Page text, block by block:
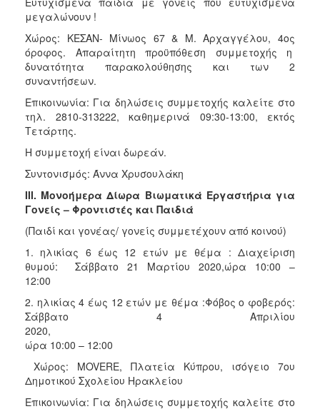
μεγαλώνουν !
Χώρος: ΚΕΣΑΝ- Μίνωος 67 & Μ. Αρχαγγέλου, 4ος
όροφος. Απαραίτητη προϋπόθεση συμμετοχής η
δυνατότητα παρακολούθησης και των 2
συναντήσεων.
Επικοινωνία: Για δηλώσεις συμμετοχής καλείτε στο
τηλ. 2810-313222, καθημερινά 09:30-13:00, εκτός
Τετάρτης.
Η συμμετοχή είναι δωρεάν.
Συντονισμός: Άννα Χρυσουλάκη
ΙΙΙ. Μονοήμερα Δίωρα Βιωματικά Εργαστήρια για
Γονείς – Φροντιστές και Παιδιά
(Παιδί και γονέας/ γονείς συμμετέχουν από κοινού)
1. ηλικίας 6 έως 12 ετών με θέμα : Διαχείριση
θυμού: Σάββατο 21 Μαρτίου 2020,ώρα 10:00 –
2. ηλικίας 4 έως 12 ετών με θέμα :Φόβος ο φοβερός:
Σάββατο 4 Απριλίου
ώρα 10:00 – 12:00
Χώρος: MOVERE, Πλατεία Κύπρου, ισόγειο 7ου
Δημοτικού Σχολείου Ηρακλείου
Επικοινωνία: Για δηλώσεις συμμετοχής καλείτε στο